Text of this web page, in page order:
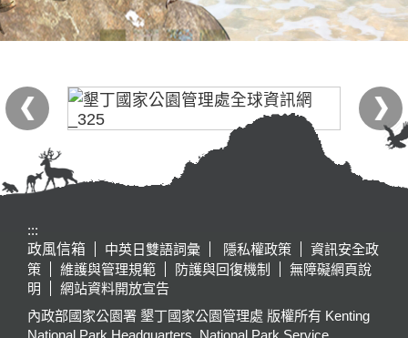
:::
政風信箱
中英日雙語詞彙 隱私權政策
資訊安全政
策
維護與管理規範 防護與回復機制
無障礙網頁說
明
網站資料開放宣告
內政部國家公園署 墾丁國家公園管理處 版權所有 Kenting
National Park Headquarters, National Park Service,